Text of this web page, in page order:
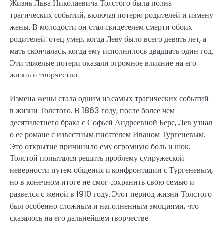
Жизнь Льва Николаевича Толстого была полна
трагических событий, включая потерю родителей и измену
жены. В молодости он стал свидетелем смерти обоих
родителей: отец умер, когда Леву было всего девять лет, а
мать скончалась, когда ему исполнилось двадцать один год.
Эти тяжелые потери оказали огромное влияние на его
жизнь и творчество.
Измена жены стала одним из самых трагических событий
в жизни Толстого. В 1863 году, после более чем
десятилетнего брака с Софьей Андреевной Берс, Лев узнал
о ее романе с известным писателем Иваном Тургеневым.
Это открытие причинило ему огромную боль и шок.
Толстой попытался решить проблему супружеской
неверности путем общения и конфронтации с Тургеневым,
но в конечном итоге не смог сохранить свою семью и
развелся с женой в 1910 году. Этот период жизни Толстого
был особенно сложным и наполненным эмоциями, что
сказалось на его дальнейшем творчестве.